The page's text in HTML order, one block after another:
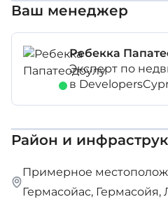
Ваш менеджер
Ребекка
Эксперт по
в
Район и
Примерное
Гермасойас, Гермасойя,